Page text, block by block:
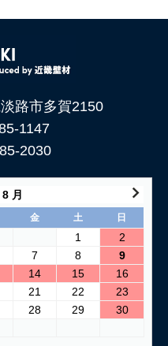
路市多賀2150
1147
2030
月
金 土 日
1
2
7 8
9
14 15
16
21 22
23
28 29
30